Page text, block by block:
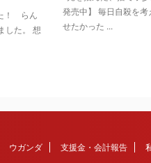
！ らん
した。 想
発売中】 毎日自殺を
せたかった ...
ウガンダ 支援金・会計報告